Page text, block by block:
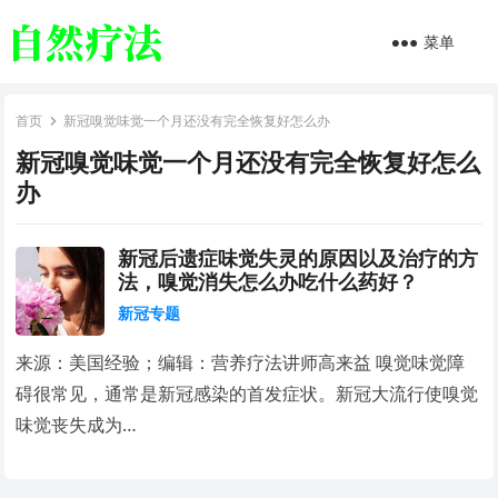
菜单
首页 新冠嗅觉味觉一个月还没有完全恢复好怎么办
新冠嗅觉味觉一个月还没有完全恢复好怎么
办
新冠后遗症味觉失灵的原因以及治疗的方
法，嗅觉消失怎么办吃什么药好？
新冠专题
来源：美国经验；编辑：营养疗法讲师高来益 嗅觉味觉障
碍很常见，通常是新冠感染的首发症状。新冠大流行使嗅觉
味觉丧失成为…